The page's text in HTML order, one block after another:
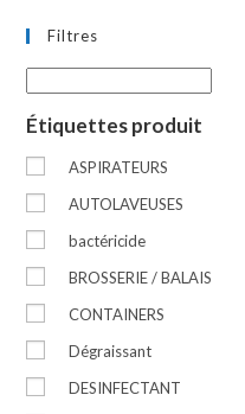
Filtres
Étiquettes produit
ASPIRATEURS
AUTOLAVEUSES
bactéricide
BROSSERIE / BALAIS
CONTAINERS
Dégraissant
DESINFECTANT